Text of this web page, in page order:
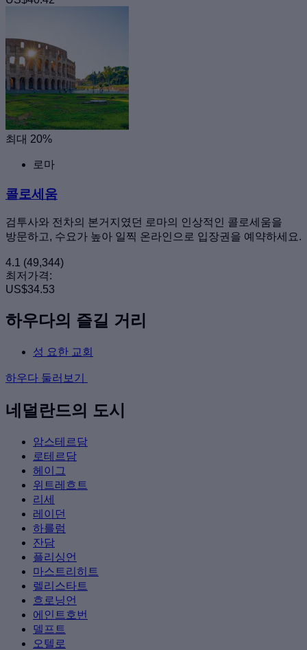
최대 20%
로마
콜로세움
검투사와 전차의 본거지였던 로마의 인상적인 콜로세움을
방문하고, 수요가 높아 일찍 온라인으로 입장권을 예약하세요.
4.1 (49,344)
최저가격:
US$34.53
하우다의 즐길 거리
성 요한 교회
하우다 둘러보기
네덜란드의 도시
암스테르담
로테르담
헤이그
위트레흐트
리세
레이던
하를럼
잔담
플리싱언
마스트리히트
렐리스타트
흐로닝언
에인트호번
델프트
오텔로